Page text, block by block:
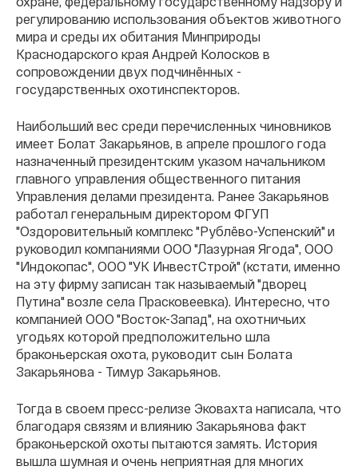
регулированию использования объектов животного
мира и среды их обитания Минприроды
Краснодарского края Андрей Колосков в
сопровождении двух подчинённых -
государственных охотинспекторов.
Наибольший вес среди перечисленных чиновников
имеет Болат Закарьянов, в апреле прошлого года
назначенный президентским указом начальником
главного управления общественного питания
Управления делами президента. Ранее Закарьянов
работал генеральным директором ФГУП
"Оздоровительный комплекс "Рублёво-Успенский" и
руководил компаниями ООО "Лазурная Ягода", ООО
"Индокопас", ООО "УК ИнвестСтрой" (кстати, именно
на эту фирму записан так называемый "дворец
Путина" возле села Прасковеевка). Интересно, что
компанией ООО "Восток-Запад", на охотничьих
угодьях которой предположительно шла
браконьерская охота, руководит сын Болата
Закарьянова - Тимур Закарьянов.
Тогда в своем пресс-релизе Эковахта написала, что
благодаря связям и влиянию Закарьянова факт
браконьерской охоты пытаются замять. История
вышла шумная и очень неприятная для многих